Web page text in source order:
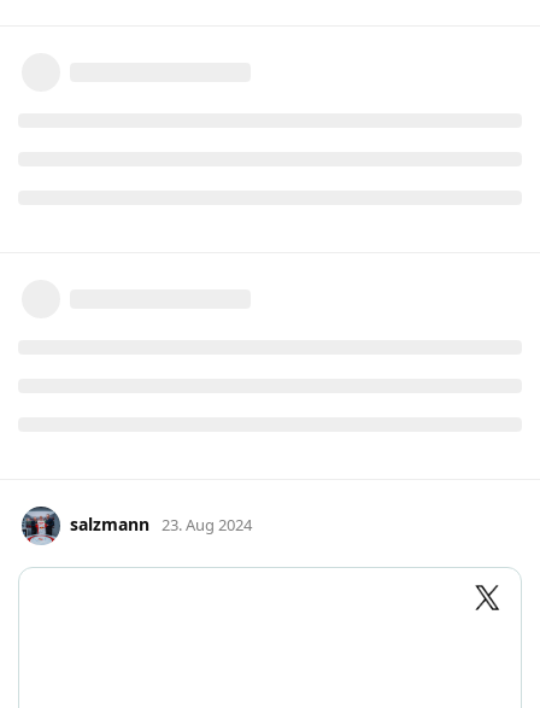
salzmann 23. Aug 2024